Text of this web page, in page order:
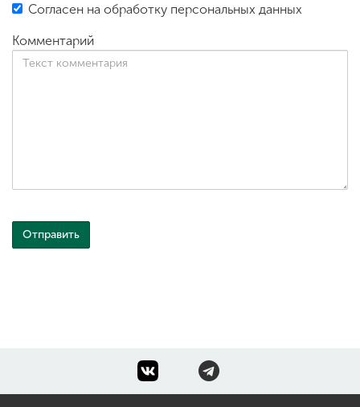
Согласен на обработку персональных данных
Комментарий